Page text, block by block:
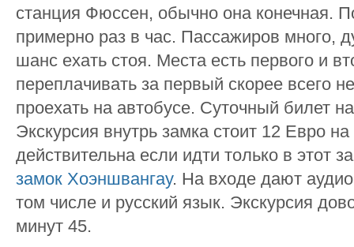
станция Фюссен, обычно она конечная.
примерно раз в час. Пассажиров много,
шанс ехать стоя. Места есть первого и
переплачивать за первый скорее всего
проехать на автобусе. Суточный билет
Экскурсия внутрь замка стоит 12 Евро
действительна если идти только в этот
замок Хоэншвангау. На входе дают
том числе и русский язык. Экскурсия
минут 45.